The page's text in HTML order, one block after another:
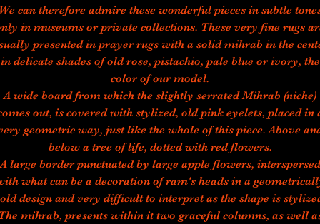
We can therefore admire these wonderful pieces in subtle
in museums or private collections. These very fine rugs
presented in prayer rugs with a solid mihrab in the
in delicate shades of old rose, pistachio, pale blue or ivory, the
color of our model.
A wide board from which the slightly serrated Mihrab (niche)
out, is covered with stylized, old pink eyelets, placed in
geometric way, just like the whole of this piece. Above
below a tree of life, dotted with red flowers.
A large border punctuated by large apple flowers, interspersed
what can be a decoration of ram's heads in a
design and very difficult to interpret as the shape is
mihrab, presents within it two graceful columns, as well